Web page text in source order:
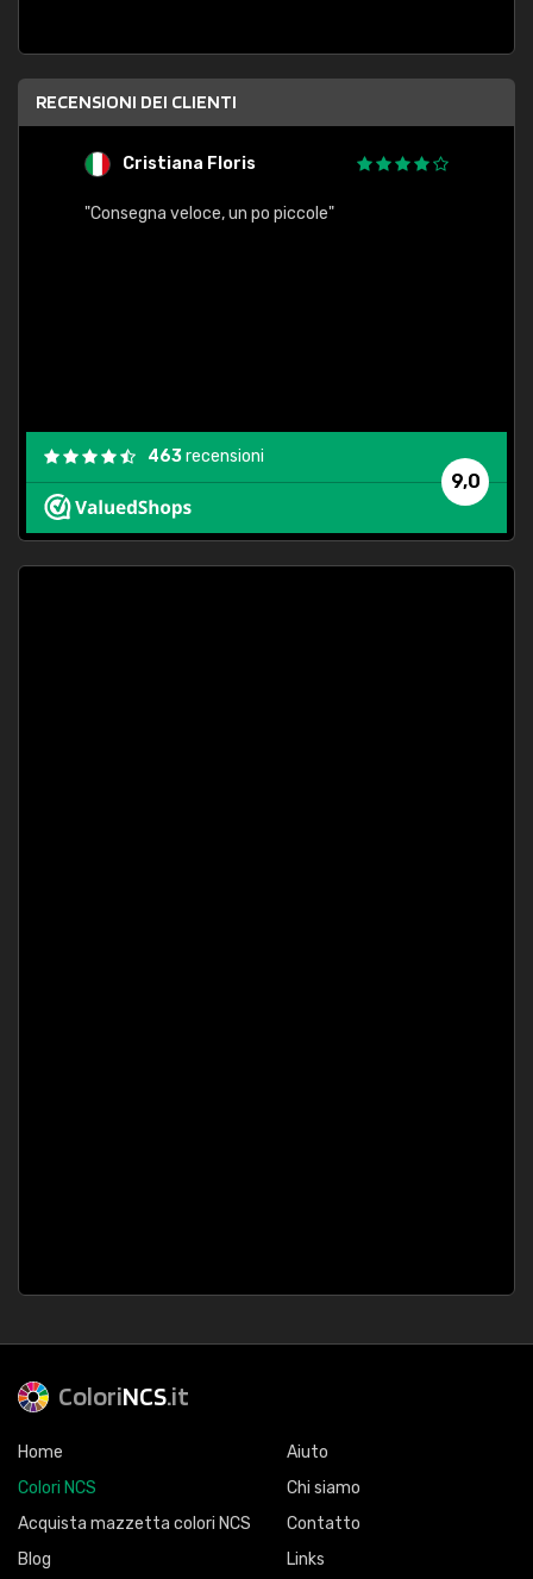
RECENSIONI DEI CLIENTI
Cristiana Floris
"Consegna veloce, un po piccole"
9,0
463recensioni
ColoriNCS.it
Home
Colori NCS
Acquista mazzetta colori NCS
Blog
Aiuto
Chi siamo
Contatto
Links